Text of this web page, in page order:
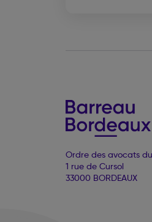
Ordre des avocats
1 rue de Cursol
33000 BORDEAUX